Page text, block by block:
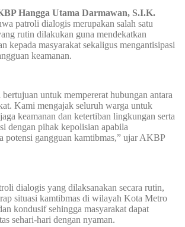
Hangga Utama Darmawan, S.I.K.
patroli dialogis merupakan salah satu
rutin dilakukan guna mendekatkan
kepada masyarakat sekaligus mengantisipasi
keamanan.
untuk mempererat hubungan antara
Kami mengajak seluruh warga untuk
keamanan dan ketertiban lingkungan serta
dengan pihak kepolisian apabila
potensi gangguan kamtibmas,” ujar AKBP
dialogis yang dilaksanakan secara rutin,
situasi kamtibmas di wilayah Kota Metro
kondusif sehingga masyarakat dapat
sehari-hari dengan nyaman.